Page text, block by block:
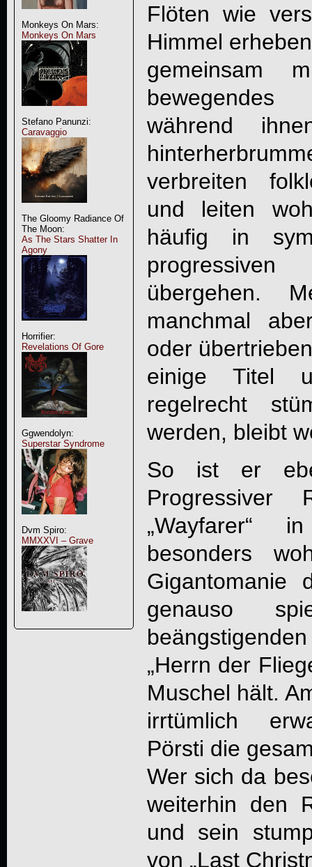
Monkeys On Mars:
Monkeys On Mars
Stefano Panunzi:
Caravaggio
The Gloomy Radiance Of
The Moon:
As The Stars Shatter In
Agony
Horrifier:
Revelations Of Gore
Ggwendolyn:
Superstar Syndrome
Dvm Spiro:
MMXXVI – Grave
Flöten wie
Himmel
gemeinsam
während
verbreiten
und leiten
häufig in
übergehen.
manchmal
oder
einige Titel
regelrecht
werden, bleibt
So ist er
„Wayfarer“ in
besonders
Gigantomanie
genauso
„Herrn der
Muschel hält.
irrtümlich
Pörsti die
Wer sich da
weiterhin den
und sein
von „Last